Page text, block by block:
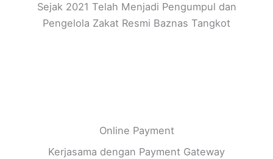
Sejak 2021 Telah Menjadi Pengumpul dan
Pengelola Zakat Resmi Baznas Tangkot
Online Payment
Kerjasama dengan Payment Gateway